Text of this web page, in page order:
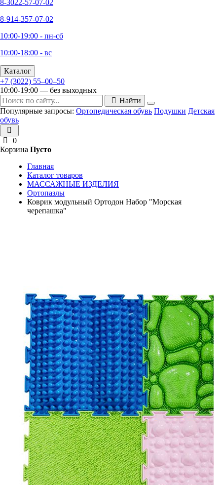
8-3022-57-07-02
8-914-357-07-02
10:00-19:00 - пн-сб
10:00-18:00 - вс
Каталог
+7 (3022) 55‒00‒50
10:00-19:00 — без выходных
Найти
Популярные запросы: Ортопедическая обувь Подушки Детская
обувь
0
Корзина Пусто
Главная
Каталог товаров
МАССАЖНЫЕ ИЗДЕЛИЯ
Ортопазлы
Коврик модульный Ортодон Набор "Морская
черепашка"